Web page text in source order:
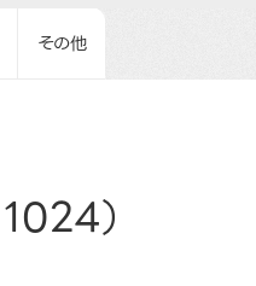
その他
）